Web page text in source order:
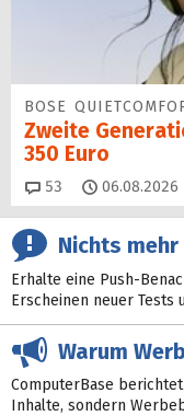
BOSE
Zweite
350 Euro
53 Kommentare
06.08.2026
Nichts
Erhalte eine Push-
Erscheinen neuer Tests
Warum
ComputerBase
Inhalte, sondern